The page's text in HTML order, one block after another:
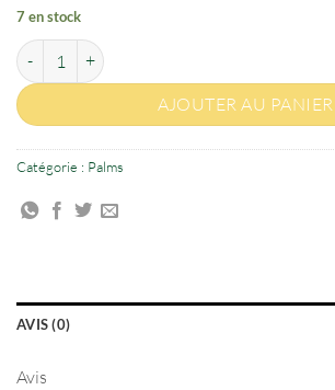
7 en stock
quantité de Trachycarpus winsan x kumaon
AJOUTER AU PANIER
Catégorie : Palms
AVIS (0)
Avis